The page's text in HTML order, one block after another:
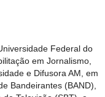
Federal do
em Jornalismo,
e Difusora AM, em
Bandeirantes (BAND),